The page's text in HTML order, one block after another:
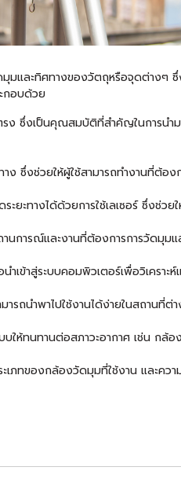
มและทิศทางของวัตถุหรือจุดต่างๆ
กอบด้วย
ซึ่งเป็นคุณสมบัติที่สำคัญในการนำม
ซึ่งช่วยให้ผู้ใช้สามารถทำงานที่ต้อง
ะทางได้ด้วยการใช้เลเซอร์ ซึ่งช่วย
นการณ์และงานที่ต้องการการวัดมุ
ข้าสู่ระบบคอมพิวเตอร์เพื่อวิเคราะ
รถนำพาไปใช้งานได้ง่ายในสถานที่ต่
ห้ทนทานต่อสภาวะอากาศ เช่น กล้
ของกล้องวัดมุมที่ใช้งาน และควา